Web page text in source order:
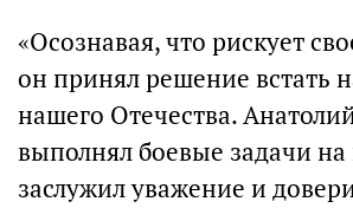
«Осознавая, что рискует
он принял решение встать
нашего Отечества.
выполнял боевые задачи
заслужил уважение и